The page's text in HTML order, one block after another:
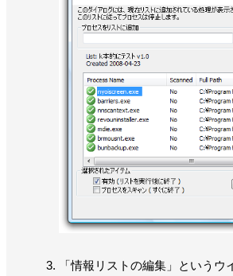
「情報リストの編集」というウ